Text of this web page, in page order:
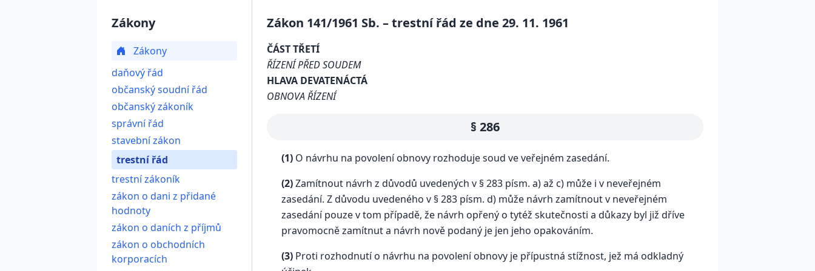
Zákony
Zákony
daňový řád
občanský soudní řád
občanský zákoník
správní řád
stavební zákon
trestní řád
trestní zákoník
zákon o dani z přidané
hodnoty
zákon o daních z příjmů
zákon o obchodních
korporacích
Zákon 141/1961 Sb. – trestní řád ze dne 29. 11. 1961
ČÁST TŘETÍ
ŘÍZENÍ PŘED SOUDEM
HLAVA DEVATENÁCTÁ
OBNOVA ŘÍZENÍ
§ 286
(1) O návrhu na povolení obnovy rozhoduje soud ve veřejném zasedání.
(2)Zamítnout návrh z důvodů uvedených v § 283 písm. a) až c) může i v neveřejném
zasedání. Z důvodu uvedeného v § 283 písm. d) může návrh zamítnout v neveřejném
zasedání pouze v tom případě, že návrh opřený o tytéž skutečnosti a důkazy byl již dříve
pravomocně zamítnut a návrh nově podaný je jen jeho opakováním.
(3) Proti rozhodnutí o návrhu na povolení obnovy je přípustná stížnost, jež má odkladný